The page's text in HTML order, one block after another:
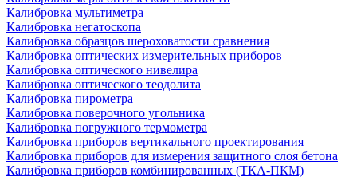
Калибровка мультиметра
Калибровка негатоскопа
Калибровка образцов шероховатости сравнения
Калибровка оптических измерительных приборов
Калибровка оптического нивелира
Калибровка оптического теодолита
Калибровка пирометра
Калибровка поверочного угольника
Калибровка погружного термометра
Калибровка приборов вертикального проектирования
Калибровка приборов для измерения защитного слоя бетона
Калибровка приборов комбинированных (ТКА-ПКМ)